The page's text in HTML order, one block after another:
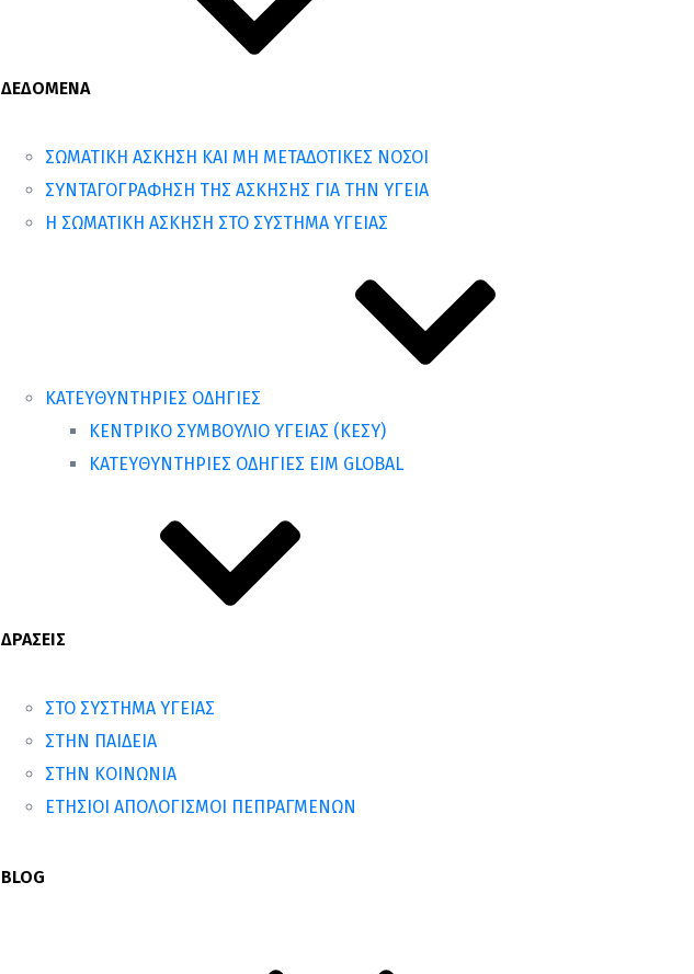
ΔΕΔΟΜΕΝΑ
ΣΩΜΑΤΙΚΗ ΑΣΚΗΣΗ ΚΑΙ ΜΗ ΜΕΤΑΔΟΤΙΚΕΣ ΝΟΣΟΙ
ΣΥΝΤΑΓΟΓΡΑΦΗΣΗ ΤΗΣ ΑΣΚΗΣΗΣ ΓΙΑ ΤΗΝ ΥΓΕΙΑ
Η ΣΩΜΑΤΙΚΗ ΑΣΚΗΣΗ ΣΤΟ ΣΥΣΤΗΜΑ ΥΓΕΙΑΣ
ΚΑΤΕΥΘΥΝΤΗΡΙΕΣ ΟΔΗΓΙΕΣ
ΚΕΝΤΡΙΚΟ ΣΥΜΒΟΥΛΙΟ ΥΓΕΙΑΣ (ΚΕΣΥ)
ΚΑΤΕΥΘΥΝΤΗΡΙΕΣ ΟΔΗΓΙΕΣ EIM GLOBAL
ΔΡΑΣΕΙΣ
ΣΤΟ ΣΥΣΤΗΜΑ ΥΓΕΙΑΣ
ΣΤΗΝ ΠΑΙΔΕΙΑ
ΣΤΗΝ ΚΟΙΝΩΝΙΑ
ΕΤΗΣΙΟΙ ΑΠΟΛΟΓΙΣΜΟΙ ΠΕΠΡΑΓΜΕΝΩΝ
BLOG